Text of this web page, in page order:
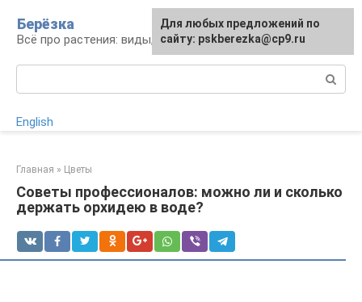
контенту
Берёзка
Всё про растения: виды, выращивание, уход
English
Главная » Цветы
Советы профессионалов: можно ли и сколько
держать орхидею в воде?
Для любых предложений по
сайту: pskberezka@cp9.ru